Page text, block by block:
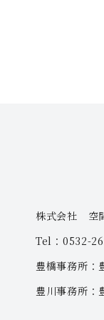
株式会社 空
Tel：0532-
豊橋事務所：
豊川事務所：